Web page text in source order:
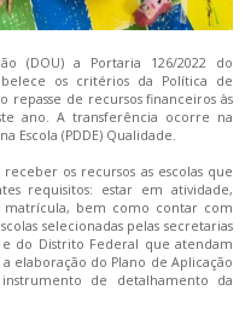
(DOU) a Portaria 126/2022 do
os critérios da Política de
repasse de recursos financeiros às
ano. A transferência ocorre na
Escola (PDDE) Qualidade.
os recursos as escolas que
requisitos: estar em atividade,
bem como contar com
selecionadas pelas secretarias
e do Distrito Federal que atendam
elaboração do Plano de Aplicação
de detalhamento da